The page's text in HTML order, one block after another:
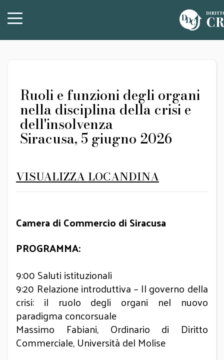
Ruoli e funzioni degli organi
nella disciplina della crisi e
dell'insolvenza
Siracusa, 5 giugno 2026
VISUALIZZA LOCANDINA
Camera di Commercio di Siracusa
PROGRAMMA:
9:00 Saluti istituzionali
9:20 Relazione introduttiva – Il governo della
crisi: il ruolo degli organi nel nuovo
paradigma concorsuale
Massimo Fabiani, Ordinario di Diritto
Commerciale, Università del Molise